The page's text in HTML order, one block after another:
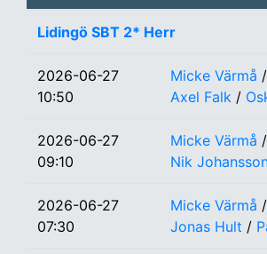
Lidingö SBT 2* Herr
2026-06-27
10:50
Micke Värmå /
Axel Falk /
2026-06-27
09:10
Micke Värmå /
Nik
2026-06-27
07:30
Micke Värmå /
Jonas Hult /